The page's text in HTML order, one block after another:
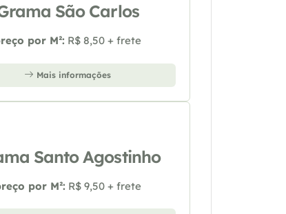
São Carlos
por M²: R$ 8,50 + frete
Mais informações
Santo Agostinho
por M²: R$ 9,50 + frete